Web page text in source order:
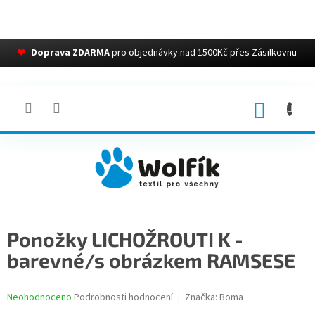
❤ Doprava ZDARMApro objednávky nad 1500Kč přes Zásilkovnu
Ponožky LICHOŽROUTI K -
barevné/s obrázkem RAMSESE
Průměrné
Neohodnoceno Podrobnosti hodnocení Značka: Boma